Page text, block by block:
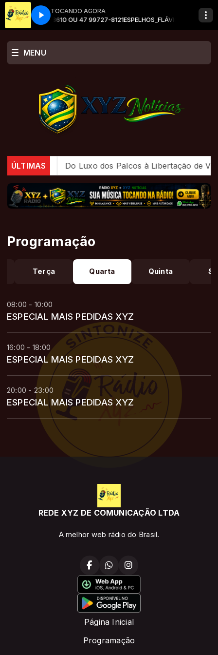
TOCANDO AGORA
47 99104-8610 OU 47 99727-8121ESPELHOS_FLÁVIO SANTA
MENU
ÚLTIMAS
em julho Do Luxo dos Palcos à Libertação de
Programação
Terça Quarta Quinta
08:00 - 10:00
ESPECIAL MAIS PEDIDAS XYZ
16:00 - 18:00
ESPECIAL MAIS PEDIDAS XYZ
20:00 - 23:00
ESPECIAL MAIS PEDIDAS XYZ
REDE XYZ DE COMUNICAÇÃO LTDA
A melhor web rádio do Brasil.
Página Inicial
Programação